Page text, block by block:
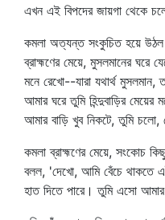
এখন এই বিপদের জায়গা থেকে
কমলা অত্যন্ত সংকুচিত হয়ে
ব্রাহ্মণের মেয়ে, মুসলমানের
মনে রেখো--যারা যথার্থ মুসলমান,
আমার ঘরে তুমি হিন্দুবাড়ির
আমার বাড়ি খুব নিকটে, তুমি
কমলা ব্রাহ্মণের মেয়ে, সংকোচ
বলল, 'দেখো, আমি বেঁচে থাকতে
হাত দিতে পারে। তুমি এসো